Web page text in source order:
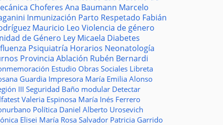
Choferes Ana Baumann Marcelo
Inmunización Parto Respetado Fabián
Mauricio Leo Violencia de género
de Género Ley Micaela Diabetes
Psiquiatría Horarios Neonatología
Provincia Ablación Rubén Bernardi
Estudio Obras Sociales Libreta
Guardia Impresora María Emilia Alonso
III Seguridad Baño modular Detectar
Valeria Espinosa María Inés Ferrero
Política Daniel Alberto Urosevich
Elisei María Rosa Salvador Patricia Garrido